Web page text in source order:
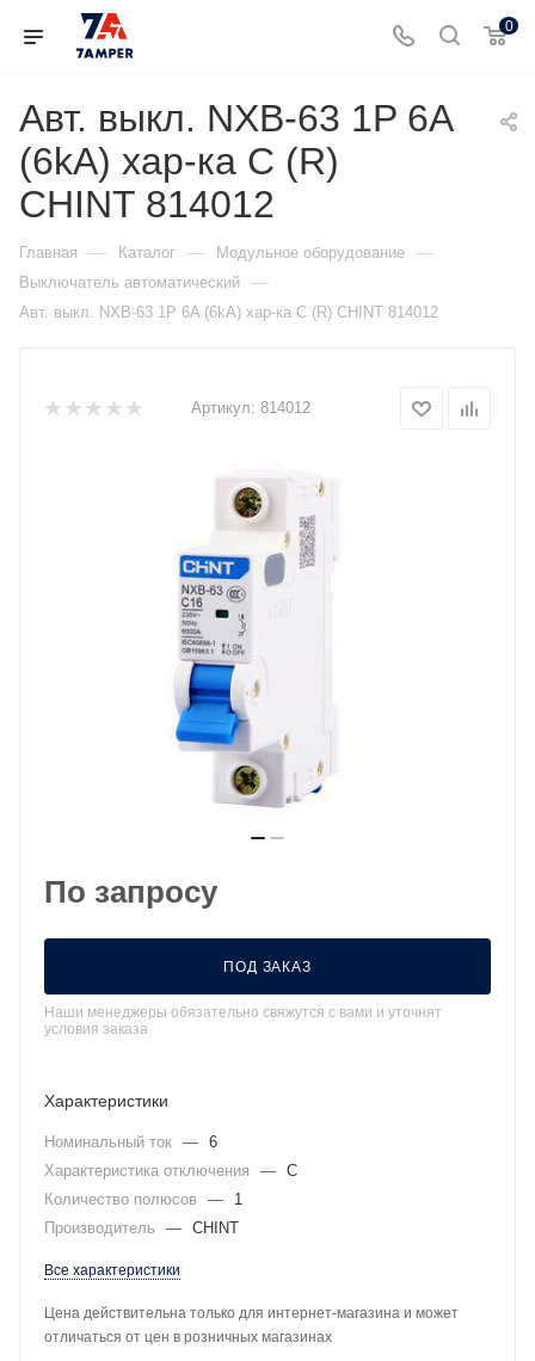
0
Авт. выкл. NXB-63 1P 6A
(6kA) хар-ка C (R)
CHINT 814012
Главная — Каталог — Модульное оборудование —
Выключатель автоматический —
Авт. выкл. NXB-63 1P 6A (6kA) хар-ка C (R) CHINT 814012
Артикул: 814012
По запросу
ПОД ЗАКАЗ
Наши менеджеры обязательно свяжутся с вами и уточнят
условия заказа
Характеристики
Номинальный ток — 6
Характеристика отключения
— C
Количество полюсов
—
1
Производитель
— CHINT
Все характеристики
Цена действительна только для интернет-магазина и может
отличаться от цен в розничных магазинах